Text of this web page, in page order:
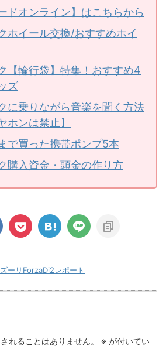
ドオンライン】はこちらから
ホイール交換/おすすめホイ
【輪行袋】特集！おすすめ4
ズ
に乗りながら音楽を聞く方法
ホンは禁止】
で買った携帯ポンプ5本
購入資金・頭金の作り方
ーリForzaDi2レポート
れることはありません。 ※ が付いてい